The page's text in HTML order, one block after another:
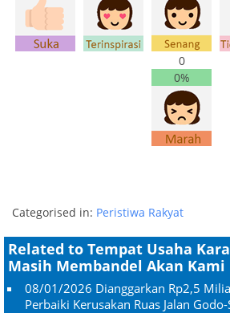
0
0%
Categorised in: Peristiwa Rakyat
Related to Tempat Usaha
Masih Membandel Akan Kami
08/01/2026 Dianggarkan Rp2,5
Perbaiki Kerusakan Ruas Jalan